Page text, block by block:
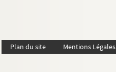
Plan du site Mentions Légales